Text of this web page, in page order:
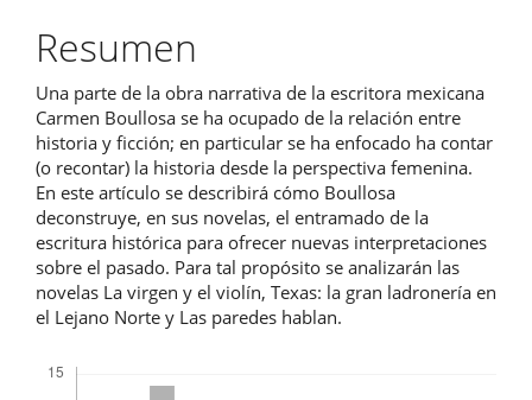
del
artículo
Resumen
Una parte de la obra narrativa de la escritora mexicana
Carmen Boullosa se ha ocupado de la relación entre
historia y ficción; en particular se ha enfocado ha contar
(o recontar) la historia desde la perspectiva femenina.
En este artículo se describirá cómo Boullosa
deconstruye, en sus novelas, el entramado de la
escritura histórica para ofrecer nuevas interpretaciones
sobre el pasado. Para tal propósito se analizarán las
novelas La virgen y el violín, Texas: la gran ladronería en
el Lejano Norte y Las paredes hablan.